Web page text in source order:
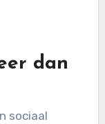
dan
sociaal